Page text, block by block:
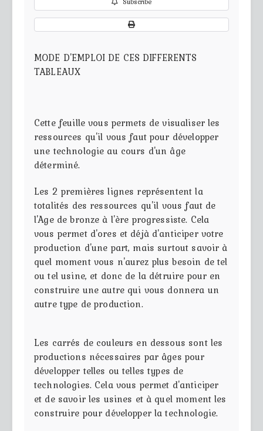
MODE D'EMPLOI DE CES DIFFERENTS
TABLEAUX
Cette feuille vous permets de visualiser les
ressources qu'il vous faut pour développer
une technologie au cours d'un âge
déterminé.
Les 2 premières lignes représentent la
totalités des ressources qu'il vous faut de
l'Age de bronze à l'ère progressiste. Cela
vous permet d'ores et déjà d'anticiper votre
production d'une part, mais surtout savoir à
quel moment vous n'aurez plus besoin de tel
ou tel usine, et donc de la détruire pour en
construire une autre qui vous donnera un
autre type de production.
Les carrés de couleurs en dessous sont les
productions nécessaires par âges pour
développer telles ou telles types de
technologies. Cela vous permet d'anticiper
et de savoir les usines et à quel moment les
construire pour développer la technologie.